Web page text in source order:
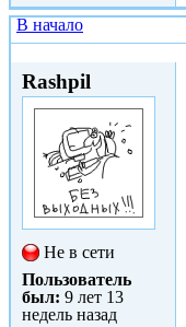
В начало
Rashpil
Не в сети
Пользователь
был: 9 лет 13
недель назад